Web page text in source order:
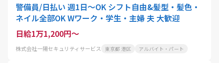
警備員/日払い 週1日～OK シフト自由&髪型・髪色・
ネイル全部OK Wワーク・学生・主婦 夫 大歓迎
日給1万1,200円～
株式会社一陽セキュリティサービス 東京都 港区 アルバイト・パート